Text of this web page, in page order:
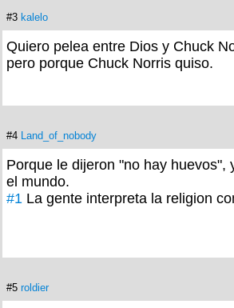
#3 kalelo
Quiero pelea entre Dios y Chuck
pero porque Chuck Norris quiso.
#4 Land_of_nobody
Porque le dijeron "no hay huevos",
el mundo.
#1 La gente interpreta la religion
#5 roldier